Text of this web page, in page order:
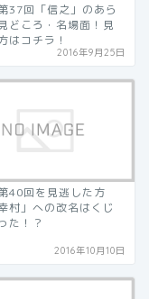
37回「信之」のあら
どころ・名場面！見
はコチラ！
2016年9月25日
40回を見逃した方
村」への改名はくじ
た！？
2016年10月10日